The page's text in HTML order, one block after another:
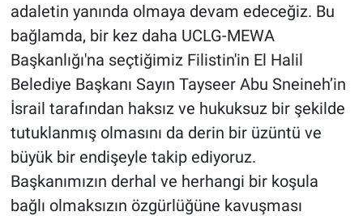
adaletin yanında olmaya devam edeceğiz. Bu
bağlamda, bir kez daha UCLG-MEWA
Başkanlığı'na seçtiğimiz Filistin'in El Halil
Belediye Başkanı Sayın Tayseer Abu Sneineh’in
İsrail tarafından haksız ve hukuksuz bir şekilde
tutuklanmış olmasını da derin bir üzüntü ve
büyük bir endişeyle takip ediyoruz.
Başkanımızın derhal ve herhangi bir koşula
bağlı olmaksızın özgürlüğüne kavuşması